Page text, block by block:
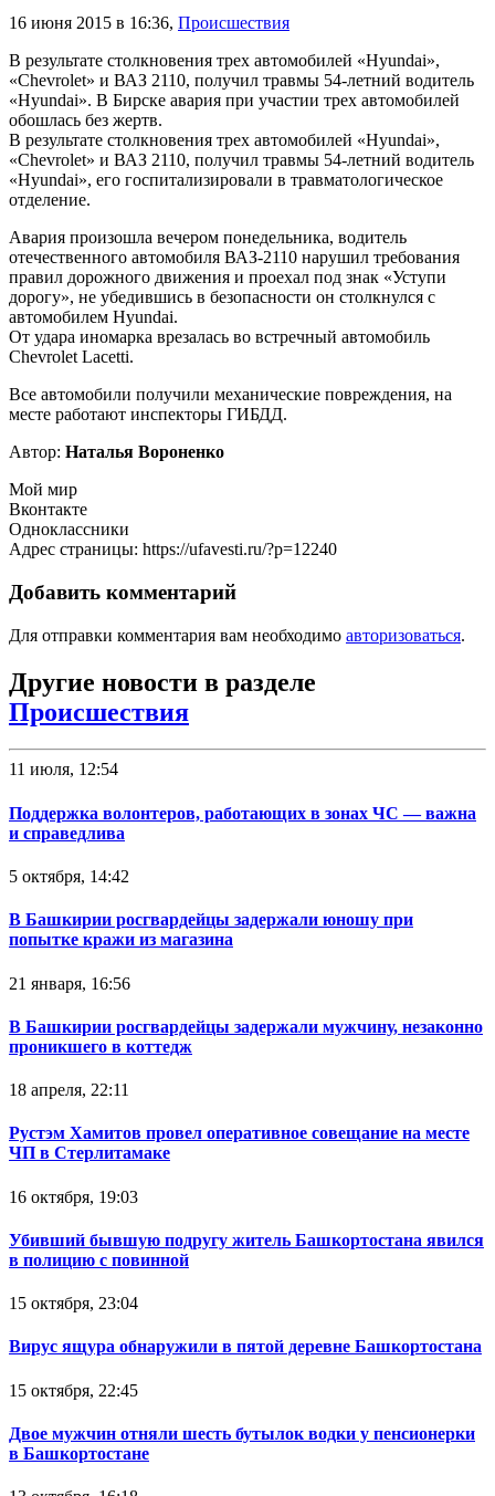
16 июня 2015 в 16:36, Происшествия
В результате столкновения трех автомобилей «Hyundai»,
«Chevrolet» и ВАЗ 2110, получил травмы 54-летний водитель
«Hyundai». В Бирске авария при участии трех автомобилей
обошлась без жертв.
В результате столкновения трех автомобилей «Hyundai»,
«Chevrolet» и ВАЗ 2110, получил травмы 54-летний водитель
«Hyundai», его госпитализировали в травматологическое
отделение.
Авария произошла вечером понедельника, водитель
отечественного автомобиля ВАЗ-2110 нарушил требования
правил дорожного движения и проехал под знак «Уступи
дорогу», не убедившись в безопасности он столкнулся с
автомобилем Hyundai.
От удара иномарка врезалась во встречный автомобиль
Chevrolet Lacetti.
Все автомобили получили механические повреждения, на
месте работают инспекторы ГИБДД.
Автор: Наталья Вороненко
Мой мир
Вконтакте
Одноклассники
Адрес страницы: https://ufavesti.ru/?p=12240
Добавить комментарий
Для отправки комментария вам необходимо авторизоваться.
Другие новости в разделе
Происшествия
11 июля, 12:54
Поддержка волонтеров, работающих в зонах ЧС — важна
и справедлива
5 октября, 14:42
В Башкирии росгвардейцы задержали юношу при
попытке кражи из магазина
21 января, 16:56
В Башкирии росгвардейцы задержали мужчину, незаконно
проникшего в коттедж
18 апреля, 22:11
Рустэм Хамитов провел оперативное совещание на месте
ЧП в Стерлитамаке
16 октября, 19:03
Убивший бывшую подругу житель Башкортостана явился
в полицию с повинной
15 октября, 23:04
Вирус ящура обнаружили в пятой деревне Башкортостана
15 октября, 22:45
Двое мужчин отняли шесть бутылок водки у пенсионерки
в Башкортостане